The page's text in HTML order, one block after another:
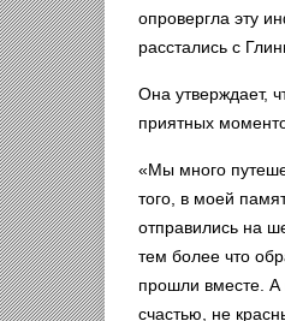
опровергла эту
расстались с
Она утверждает,
приятных
«Мы много
того, в моей
отправились на
тем более что
прошли вместе. А
счастью, не